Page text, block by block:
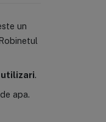
un
utilizari.
apa.